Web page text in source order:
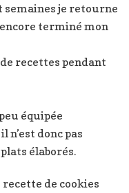
semaines je retourne
encore terminé mon
recettes pendant
équipée
n’est donc pas
élaborés.
de cookies